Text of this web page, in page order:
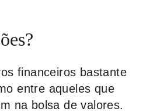
financeiros bastante
entre aqueles que
na bolsa de valores.